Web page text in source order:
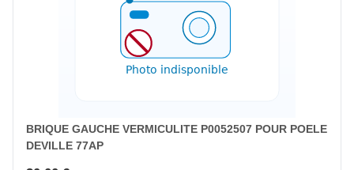
BRIQUE GAUCHE VERMICULITE P0052507 POUR POELE
DEVILLE 77AP